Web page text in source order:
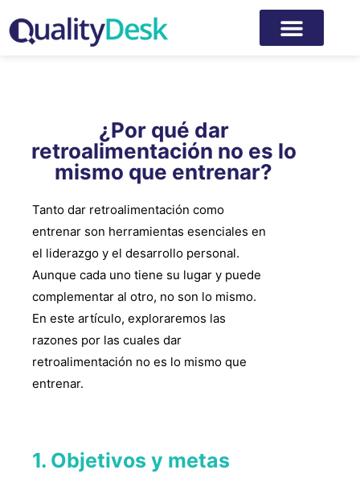
¿Por qué dar
retroalimentación no es lo
mismo que entrenar?
Tanto dar retroalimentación como
entrenar son herramientas esenciales en
el liderazgo y el desarrollo personal.
Aunque cada uno tiene su lugar y puede
complementar al otro, no son lo mismo.
En este artículo, exploraremos las
razones por las cuales dar
retroalimentación no es lo mismo que
entrenar.
1. Objetivos y metas